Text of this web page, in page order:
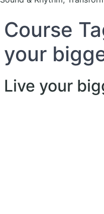
Course
your
Live your